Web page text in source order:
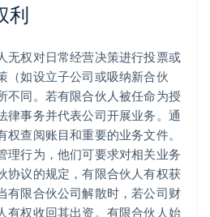
利
无权对日常经营决策进行投票或
（如设立子公司或吸纳新合伙
不同。若有限合伙人被任命为授
律事务并代表公司开展业务。通
查阅账目和重要的业务文件。
理行为，他们可要求对相关业务
协议的规定，有限合伙人有权获
有限合伙公司解散时，若公司财
有权收回其出资。有限合伙人始